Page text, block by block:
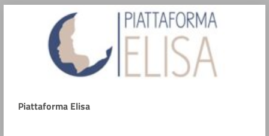
Piattaforma Elisa